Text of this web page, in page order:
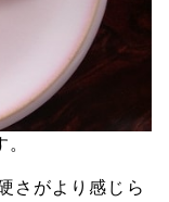
さがより感じら